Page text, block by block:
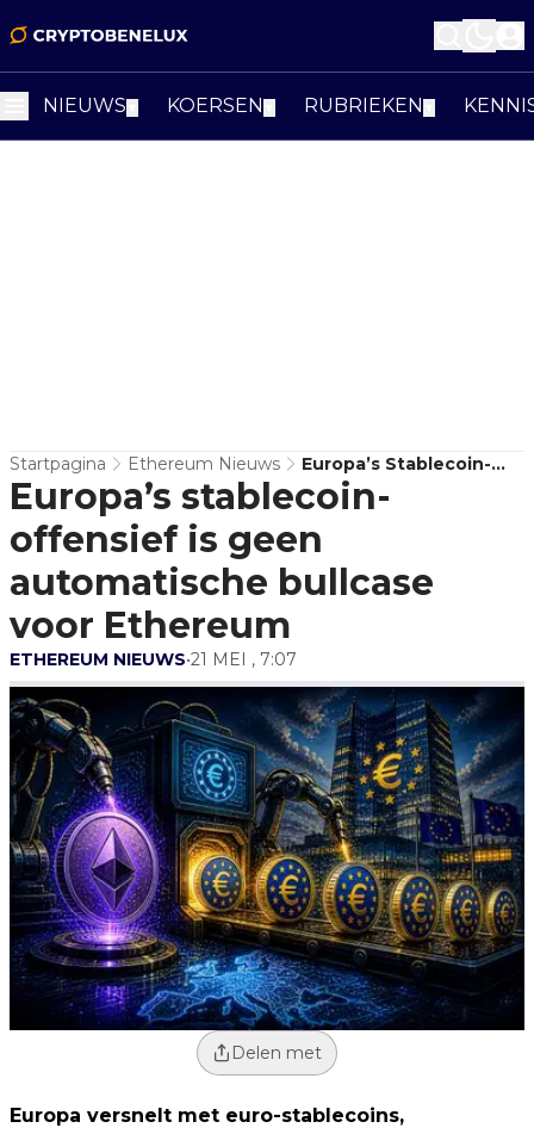
NIEUWS KOERSEN RUBRIEKEN
Startpagina Ethereum Nieuws
Europa’s Stablecoin-
Offensief Is Geen
Automatische Bullcase
Voor Ethereum
Europa’s stablecoin-
offensief is geen
automatische bullcase
voor Ethereum
ETHEREUM NIEUWS•21 MEI , 7:07
Delen met
Europa versnelt met euro-stablecoins,